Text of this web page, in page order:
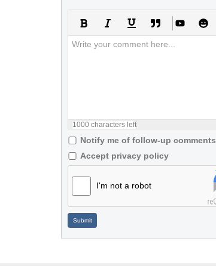
1000 characters left
Notify me of follow-up comments
Accept privacy policy
I'm not a robot
Submit